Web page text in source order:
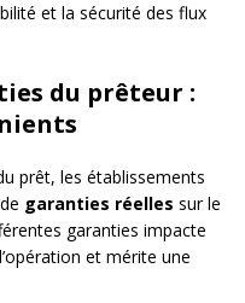
et la sécurité des flux
du prêteur :
prêt, les établissements
garanties réelles sur le
garanties impacte
et mérite une